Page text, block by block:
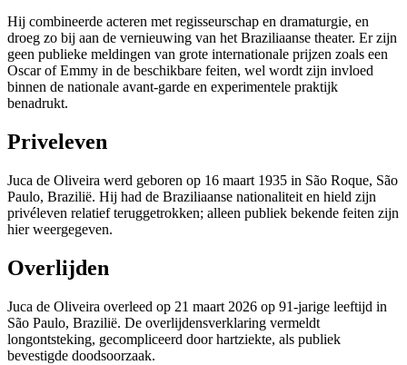
Hij combineerde acteren met regisseurschap en dramaturgie, en
droeg zo bij aan de vernieuwing van het Braziliaanse theater. Er zijn
geen publieke meldingen van grote internationale prijzen zoals een
Oscar of Emmy in de beschikbare feiten, wel wordt zijn invloed
binnen de nationale avant-garde en experimentele praktijk
benadrukt.
Priveleven
Juca de Oliveira werd geboren op 16 maart 1935 in São Roque, São
Paulo, Brazilië. Hij had de Braziliaanse nationaliteit en hield zijn
privéleven relatief teruggetrokken; alleen publiek bekende feiten zijn
hier weergegeven.
Overlijden
Juca de Oliveira overleed op 21 maart 2026 op 91-jarige leeftijd in
São Paulo, Brazilië. De overlijdensverklaring vermeldt
longontsteking, gecompliceerd door hartziekte, als publiek
bevestigde doodsoorzaak.